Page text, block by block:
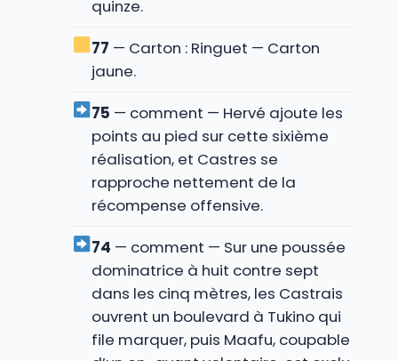
quinze.
77 — Carton : Ringuet — Carton
jaune.
75 — comment — Hervé ajoute les
points au pied sur cette sixième
réalisation, et Castres se
rapproche nettement de la
récompense offensive.
74 — comment — Sur une poussée
dominatrice à huit contre sept
dans les cinq mètres, les Castrais
ouvrent un boulevard à Tukino qui
file marquer, puis Maafu, coupable